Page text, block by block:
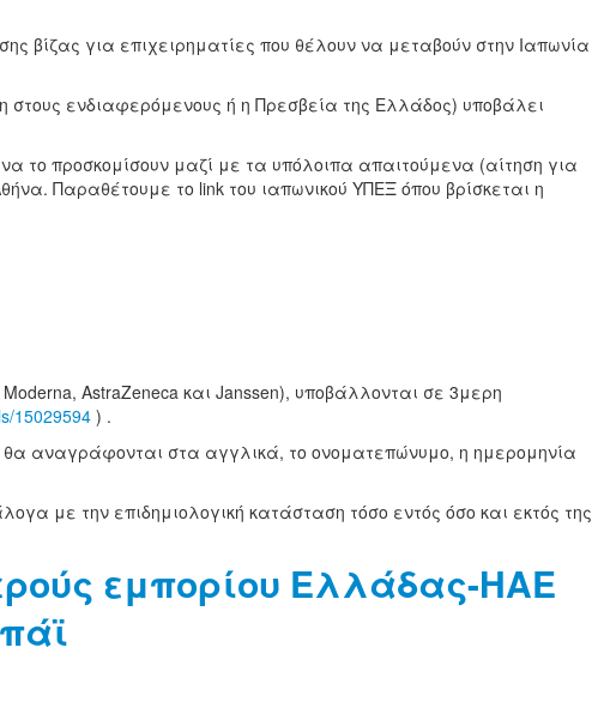
βίζας για επιχειρηματίες που θέλουν να μεταβούν στην Ιαπωνία
στους ενδιαφερόμενους ή η Πρεσβεία της Ελλάδος) υποβάλει
το προσκομίσουν μαζί με τα υπόλοιπα απαιτούμενα (αίτηση για
Παραθέτουμε το link του ιαπωνικού ΥΠΕΞ όπου βρίσκεται η
AstraZeneca και Janssen), υποβάλλονται σε 3μερη
15029594 ) .
θα αναγράφονται στα αγγλικά, το ονοματεπώνυμο, η ημερομηνία
με την επιδημιολογική κατάσταση τόσο εντός όσο και εκτός της
εμπορίου Ελλάδας-ΗΑΕ